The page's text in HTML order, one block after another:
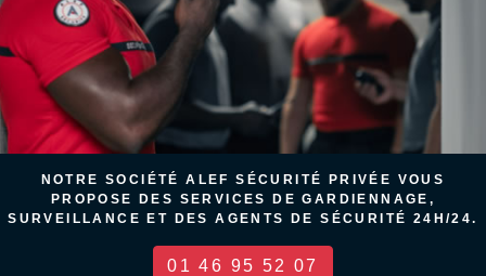
NOTRE SOCIÉTÉ ALEF SÉCURITÉ PRIVÉE VOUS
PROPOSE DES SERVICES DE GARDIENNAGE,
SURVEILLANCE ET DES AGENTS DE SÉCURITÉ 24H/24.
01 46 95 52 07